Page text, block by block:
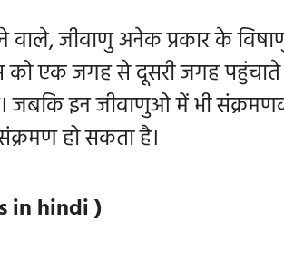
वाले, जीवाणु अनेक प्रकार के
एक जगह से दूसरी जगह पहुंचाते
जबकि इन जीवाणुओ में भी
हो सकता है।
in hindi )